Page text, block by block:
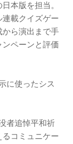
本版を担当。
載クイズゲー
ら演出まで手
ペーンと評価
に使ったシス
者追悼平和祈
コミュニケー